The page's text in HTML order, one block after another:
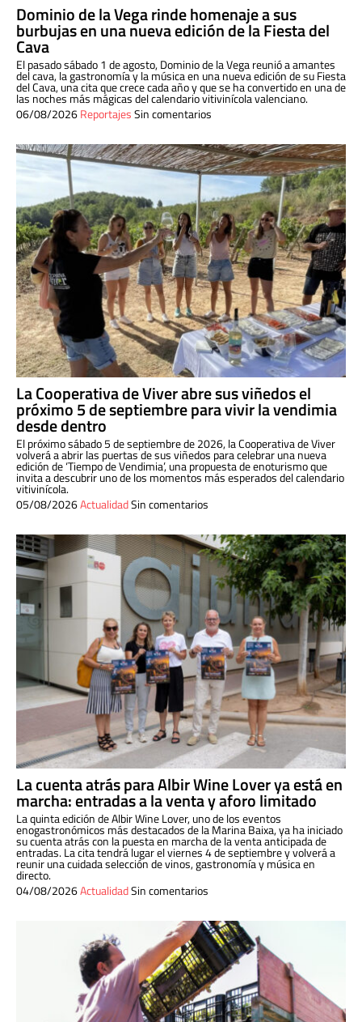
Dominio de la Vega rinde homenaje a sus
burbujas en una nueva edición de la Fiesta del
Cava
El pasado sábado 1 de agosto, Dominio de la Vega reunió a amantes
del cava, la gastronomía y la música en una nueva edición de su Fiesta
del Cava, una cita que crece cada año y que se ha convertido en una de
las noches más mágicas del calendario vitivinícola valenciano.
06/08/2026ReportajesSin comentarios
La Cooperativa de Viver abre sus viñedos el
próximo 5 de septiembre para vivir la vendimia
desde dentro
El próximo sábado 5 de septiembre de 2026, la Cooperativa de Viver
volverá a abrir las puertas de sus viñedos para celebrar una nueva
edición de ‘Tiempo de Vendimia’, una propuesta de enoturismo que
invita a descubrir uno de los momentos más esperados del calendario
vitivinícola.
05/08/2026ActualidadSin comentarios
La cuenta atrás para Albir Wine Lover ya está en
marcha: entradas a la venta y aforo limitado
La quinta edición de Albir Wine Lover, uno de los eventos
enogastronómicos más destacados de la Marina Baixa, ya ha iniciado
su cuenta atrás con la puesta en marcha de la venta anticipada de
entradas. La cita tendrá lugar el viernes 4 de septiembre y volverá a
reunir una cuidada selección de vinos, gastronomía y música en
directo.
04/08/2026ActualidadSin comentarios